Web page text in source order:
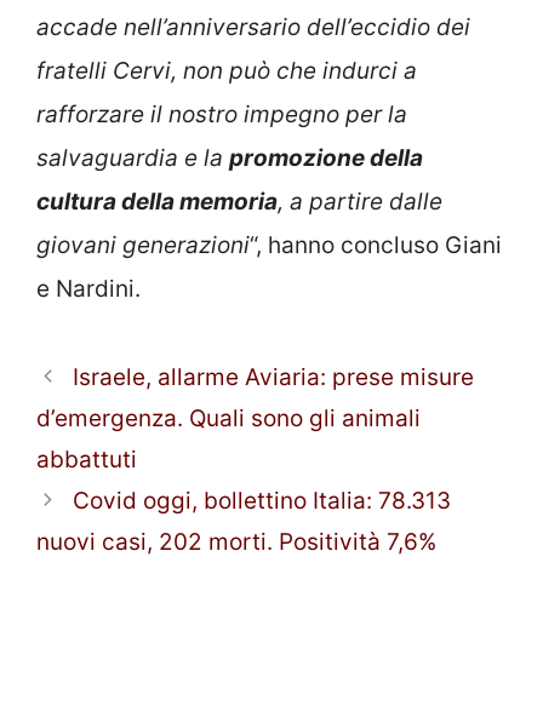
accade nell’anniversario dell’eccidio dei
fratelli Cervi, non può che indurci a
rafforzare il nostro impegno per la
salvaguardia e la promozione della
cultura della memoria, a partire dalle
giovani generazioni“, hanno concluso Giani
e Nardini.
Israele, allarme Aviaria: prese misure
d’emergenza. Quali sono gli animali
abbattuti
Covid oggi, bollettino Italia: 78.313
nuovi casi, 202 morti. Positività 7,6%